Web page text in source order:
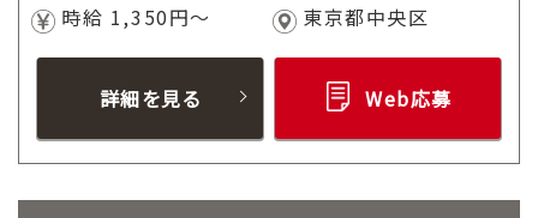
時給 1,350円～
東京都中央区
詳細を見る Web応募